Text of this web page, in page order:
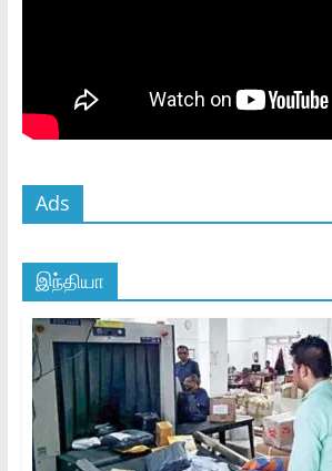
Ads
இந்தியா